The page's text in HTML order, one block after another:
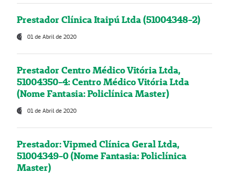
Prestador Clínica Itaipú Ltda (51004348-2)
01 de Abril de 2020
Prestador Centro Médico Vitória Ltda,
51004350-4: Centro Médico Vitória Ltda
(Nome Fantasia: Policlínica Master)
01 de Abril de 2020
Prestador: Vipmed Clínica Geral Ltda,
51004349-0 (Nome Fantasia: Policlínica
Master)